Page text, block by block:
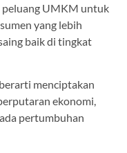
peluang UMKM untuk
yang lebih
baik di tingkat
menciptakan
ekonomi,
pertumbuhan